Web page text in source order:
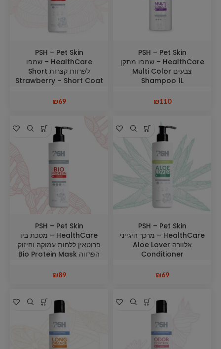
PSH – Pet Skin
HealthCare – שמפו מתקן
צבעים Multi Color
Shampoo 1L
₪110
PSH – Pet Skin
HealthCare – שמפו
לפרוות קצרות Short
Strawberry – Short Coat
₪69
PSH – Pet Skin
HealthCare – מרכך היגייני
אלוורה Aloe Lover
Conditioner
₪69
PSH – Pet Skin
HealthCare – מסכת ביו
פרוטאין ללחות עמוקה וחיזוק
הפרווה Bio Protein Mask
₪89